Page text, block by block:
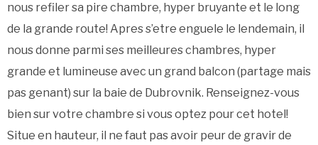
nous refiler sa pire chambre, hyper bruyante et le long
de la grande route! Apres s’etre enguele le lendemain, il
nous donne parmi ses meilleures chambres, hyper
grande et lumineuse avec un grand balcon (partage mais
pas genant) sur la baie de Dubrovnik. Renseignez-vous
bien sur votre chambre si vous optez pour cet hotel!
Situe en hauteur, il ne faut pas avoir peur de gravir de